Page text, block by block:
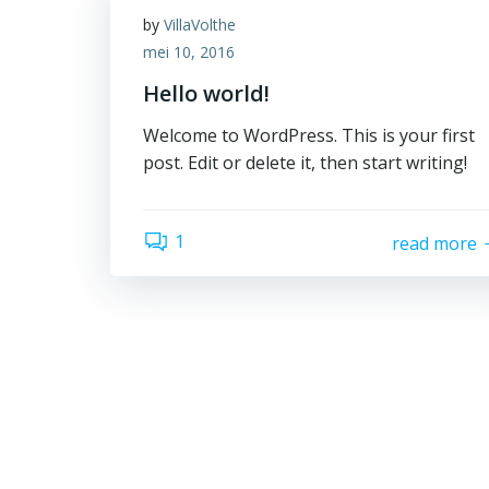
by VillaVolthe
mei 10, 2016
Hello world!
Welcome to WordPress. This is your first
post. Edit or delete it, then start writing!
1 read more